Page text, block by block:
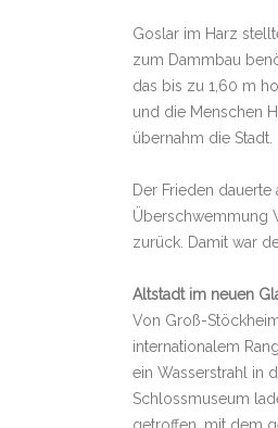
Goslar im Harz
zum Dammbau
das bis zu 1,60 m
und die Menschen
übernahm die Stadt.
Der Frieden
Überschwemmung
zurück. Damit war
Altstadt im neuen
Von Groß-
internationalem
ein Wasserstrahl in
Schlossmuseum